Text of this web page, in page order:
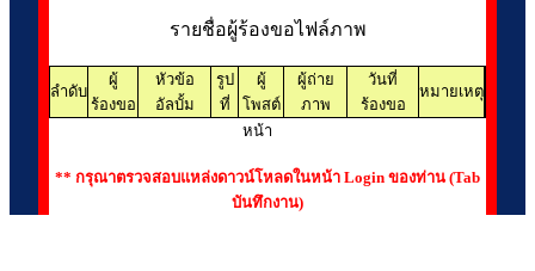
รายชื่อผู้ร้องขอไฟล์ภาพ
ลำดับ
ผู้
ร้องขอ
หัวข้อ
อัลบั้ม
รูป
ที่
ผู้
โพสต์
ผู้ถ่าย
ภาพ
วันที่
ร้องขอ
หมายเหตุ
หน้า
** กรุณาตรวจสอบแหล่งดาวน์โหลดในหน้า Login ของท่าน (Tab
บันทึกงาน)